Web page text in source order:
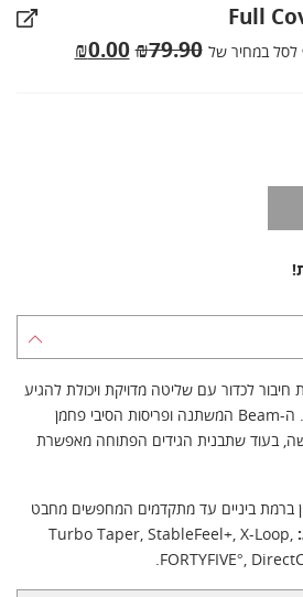
Full
לסל במחיר של ₪79.90 המחיר
המקורי
₪0.00 הנוכחי
לכדור עם שליטה מדויקת ויכולת להגיע
לעוצמות גבוהות כאשר נדרש. ה-Beam המשתנה ופריסות הסיבי פחמן
בעוד שתבנית הגידים הפתוחה מאפשרת
ברמת ביניים עד מתקדמים המחפשים מחבט
Turbo Taper, StableFeel+, X-Loop,
FORTYFIVE°,